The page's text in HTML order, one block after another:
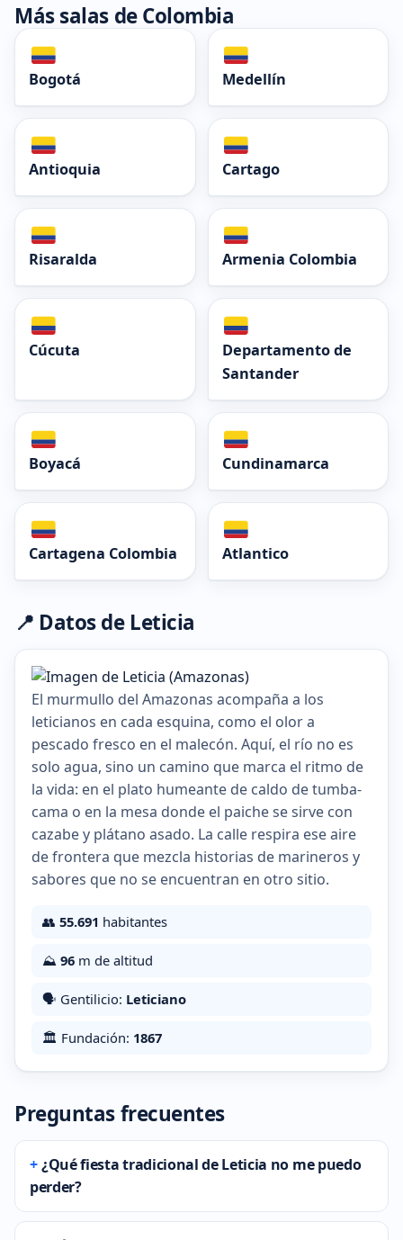
Más salas de Colombia
Bogotá Medellín
Antioquia Cartago
Risaralda Armenia Colombia
Cúcuta
Departamento de
Santander
Boyacá Cundinamarca
Cartagena Colombia Atlantico
📍 Datos de Leticia
El murmullo del Amazonas acompaña a los
leticianos en cada esquina, como el olor a
pescado fresco en el malecón. Aquí, el río no es
solo agua, sino un camino que marca el ritmo de
la vida: en el plato humeante de caldo de tumba-
cama o en la mesa donde el paiche se sirve con
cazabe y plátano asado. La calle respira ese aire
de frontera que mezcla historias de marineros y
sabores que no se encuentran en otro sitio.
👥 55.691 habitantes
⛰️ 96 m de altitud
🗣️ Gentilicio: Leticiano
🏛️ Fundación: 1867
Preguntas frecuentes
¿Qué fiesta tradicional de Leticia no me puedo
perder?